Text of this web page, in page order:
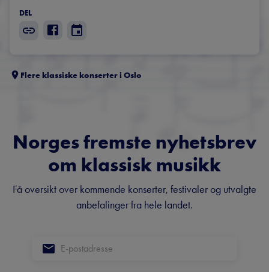
DEL
Flere klassiske konserter i Oslo
Norges fremste nyhetsbrev
om klassisk musikk
Få oversikt over kommende konserter, festivaler og utvalgte
anbefalinger fra hele landet.